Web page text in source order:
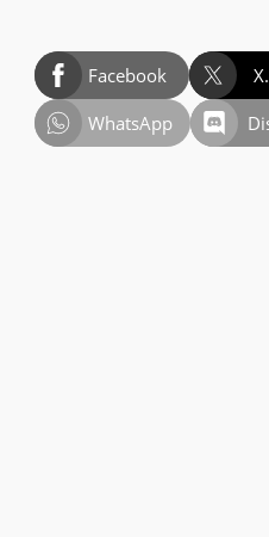
Facebook
WhatsApp